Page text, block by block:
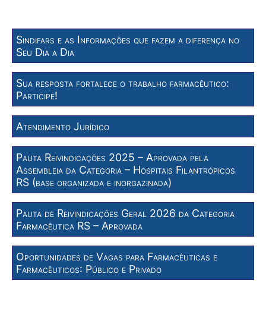
Sindifars e as Informações que fazem a diferença no
Seu Dia a Dia
Sua resposta fortalece o trabalho farmacêutico:
Participe!
Atendimento Jurídico
Pauta Reivindicações 2025 – Aprovada pela
Assembleia da Categoria – Hospitais Filantrópicos
RS (base organizada e inorgazinada)
Pauta de Reivindicações Geral 2026 da Categoria
Farmacêutica RS – Aprovada
Oportunidades de Vagas para Farmacêuticas e
Farmacêuticos: Público e Privado